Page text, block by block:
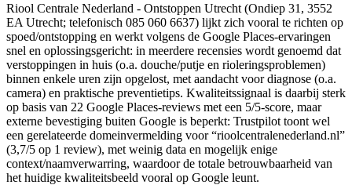
Riool Centrale Nederland - Ontstoppen Utrecht (Ondiep 31, 3552
EA Utrecht; telefonisch 085 060 6637) lijkt zich vooral te richten op
spoed/ontstopping en werkt volgens de Google Places-ervaringen
snel en oplossingsgericht: in meerdere recensies wordt genoemd dat
verstoppingen in huis (o.a. douche/putje en rioleringsproblemen)
binnen enkele uren zijn opgelost, met aandacht voor diagnose (o.a.
camera) en praktische preventietips. Kwaliteitssignaal is daarbij sterk
op basis van 22 Google Places-reviews met een 5/5-score, maar
externe bevestiging buiten Google is beperkt: Trustpilot toont wel
een gerelateerde domeinvermelding voor “rioolcentralenederland.nl”
(3,7/5 op 1 review), met weinig data en mogelijk enige
context/naamverwarring, waardoor de totale betrouwbaarheid van
het huidige kwaliteitsbeeld vooral op Google leunt.